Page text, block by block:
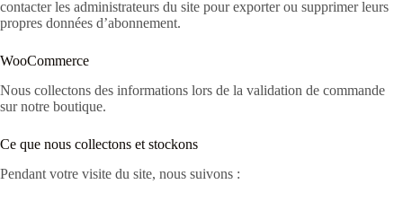
contacter les administrateurs du site pour exporter ou supprimer leurs
propres données d’abonnement.
WooCommerce
Nous collectons des informations lors de la validation de commande
sur notre boutique.
Ce que nous collectons et stockons
Pendant votre visite du site, nous suivons :